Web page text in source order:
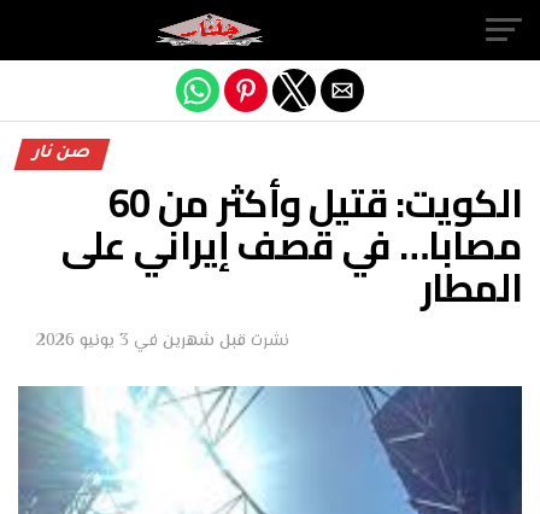
صن نار
الكويت: قتيل وأكثر من 60
مصابا… في قصف إيراني على
المطار
نشرت قبل شهرين في 3 يونيو 2026
Exit mobile version